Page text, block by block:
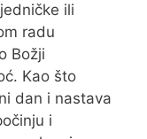
ili
radu
Božji
Kao što
dan i nastava
i